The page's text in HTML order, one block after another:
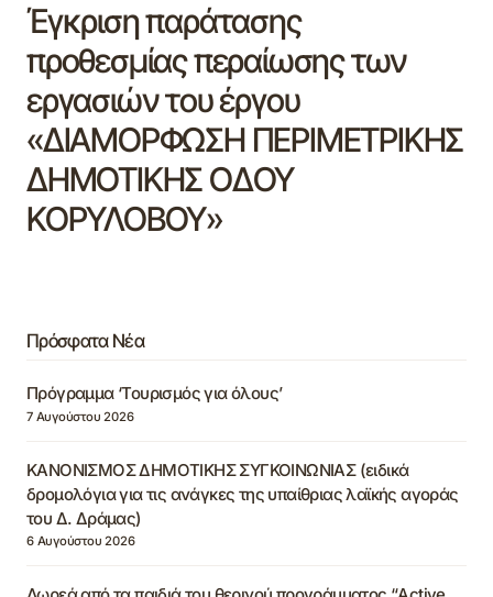
Έγκριση παράτασης
προθεσμίας περαίωσης των
εργασιών του έργου
«ΔΙΑΜΟΡΦΩΣΗ ΠΕΡΙΜΕΤΡΙΚΗΣ
ΔΗΜΟΤΙΚΗΣ ΟΔΟΥ
ΚΟΡΥΛΟΒΟΥ»
Πρόσφατα Νέα
Πρόγραμμα ‘Τουρισμός για όλους’
7 Αυγούστου 2026
ΚΑΝΟΝΙΣΜΟΣ ΔΗΜΟΤΙΚΗΣ ΣΥΓΚΟΙΝΩΝΙΑΣ (ειδικά
δρομολόγια για τις ανάγκες της υπαίθριας λαϊκής αγοράς
του Δ. Δράμας)
6 Αυγούστου 2026